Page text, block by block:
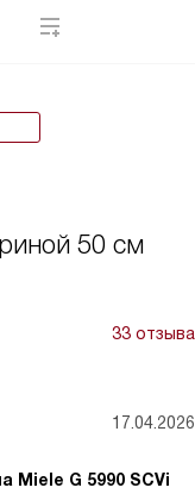
50 см
33 отзыва
17.04.2026
Miele G 5990 SCVi